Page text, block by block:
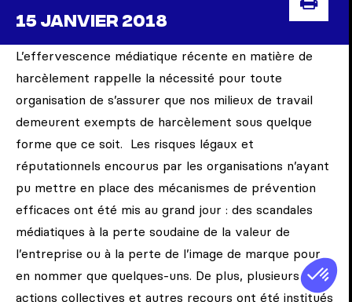
15 JANVIER 2018
L’effervescence médiatique récente en matière de
harcèlement rappelle la nécessité pour toute
organisation de s’assurer que nos milieux de travail
demeurent exempts de harcèlement sous quelque
forme que ce soit. Les risques légaux et
réputationnels encourus par les organisations n’ayant
pu mettre en place des mécanismes de prévention
efficaces ont été mis au grand jour : des scandales
médiatiques à la perte soudaine de la valeur de
l’entreprise ou à la perte de l’image de marque pour
en nommer que quelques-uns. De plus, plusieurs
actions collectives et autres recours ont été institués